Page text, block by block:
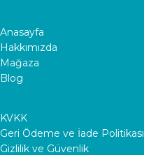
Anasayfa
Hakkımızda
Mağaza
Blog
KVKK
Geri Ödeme ve İade Politikası
Gizlilik ve Güvenlik